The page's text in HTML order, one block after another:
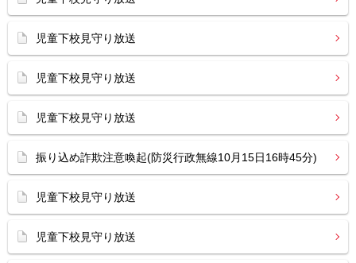
児童下校見守り放送
児童下校見守り放送
児童下校見守り放送
振り込め詐欺注意喚起(防災行政無線10月15日16時45分)
児童下校見守り放送
児童下校見守り放送